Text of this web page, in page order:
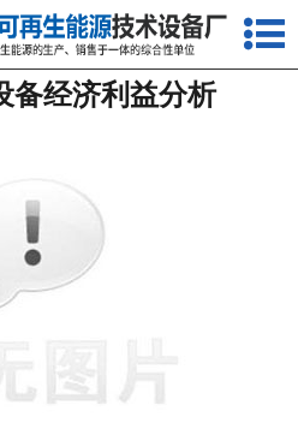
网站首页
关于我们
资质荣誉
备经济利益分析